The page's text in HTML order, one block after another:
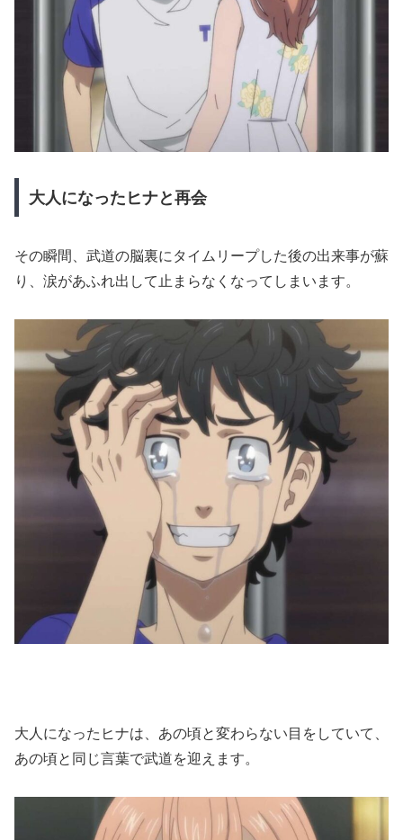
大人になったヒナと再会
その瞬間、武道の脳裏にタイムリープした後の出来事が蘇
り、涙があふれ出して止まらなくなってしまいます。
大人になったヒナは、あの頃と変わらない目をしていて、
あの頃と同じ言葉で武道を迎えます。